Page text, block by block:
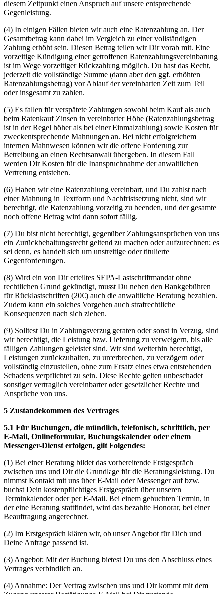
diesem Zeitpunkt einen Anspruch auf unsere entsprechende
Gegenleistung.
(4) In einigen Fällen bieten wir auch eine Ratenzahlung an. Der
Gesamtbetrag kann dabei im Vergleich zu einer vollständigen
Zahlung erhöht sein. Diesen Betrag teilen wir Dir vorab mit. Eine
vorzeitige Kündigung einer getroffenen Ratenzahlungsvereinbarung
ist im Wege vorzeitiger Rückzahlung möglich. Du hast das Recht,
jederzeit die vollständige Summe (dann aber den ggf. erhöhten
Ratenzahlungsbetrag) vor Ablauf der vereinbarten Zeit zum Teil
oder insgesamt zu zahlen.
(5) Es fallen für verspätete Zahlungen sowohl beim Kauf als auch
beim Ratenkauf Zinsen in vereinbarter Höhe (Ratenzahlungsbetrag
ist in der Regel höher als bei einer Einmalzahlung) sowie Kosten für
zweckentsprechende Mahnungen an. Bei nicht erfolgreichem
internen Mahnwesen können wir die offene Forderung zur
Betreibung an einen Rechtsanwalt übergeben. In diesem Fall
werden Dir Kosten für die Inanspruchnahme der anwaltlichen
Vertretung entstehen.
(6) Haben wir eine Ratenzahlung vereinbart, und Du zahlst nach
einer Mahnung in Textform und Nachfristsetzung nicht, sind wir
berechtigt, die Ratenzahlung vorzeitig zu beenden, und der gesamte
noch offene Betrag wird dann sofort fällig.
(7) Du bist nicht berechtigt, gegenüber Zahlungsansprüchen von uns
ein Zurückbehaltungsrecht geltend zu machen oder aufzurechnen; es
sei denn, es handelt sich um unstreitige oder titulierte
Gegenforderungen.
(8) Wird ein von Dir erteiltes SEPA-Lastschriftmandat ohne
rechtlichen Grund gekündigt, musst Du neben den Bankgebühren
für Rücklastschriften (20€) auch die anwaltliche Beratung bezahlen.
Zudem kann ein solches Vorgehen auch strafrechtliche
Konsequenzen nach sich ziehen.
(9) Solltest Du in Zahlungsverzug geraten oder sonst in Verzug, sind
wir berechtigt, die Leistung bzw. Lieferung zu verweigern, bis alle
fälligen Zahlungen geleistet sind. Wir sind weiterhin berechtigt,
Leistungen zurückzuhalten, zu unterbrechen, zu verzögern oder
vollständig einzustellen, ohne zum Ersatz eines etwa entstehenden
Schadens verpflichtet zu sein. Diese Rechte gelten unbeschadet
sonstiger vertraglich vereinbarter oder gesetzlicher Rechte und
Ansprüche von uns.
5 Zustandekommen des Vertrages
5.1 Für Buchungen, die mündlich, telefonisch, schriftlich, per
E-Mail, Onlineformular, Buchungskalender oder einem
Messenger-Dienst erfolgen, gilt Folgendes:
(1) Bei einer Beratung bildet das vorbereitende Erstgespräch
zwischen uns und Dir die Grundlage für die Beratungsleistung. Du
nimmst Kontakt mit uns über E-Mail oder Messenger auf bzw.
buchst Dein kostenpflichtiges Erstgespräch über unseren
Terminkalender oder per E-Mail. Bei einem gebuchten Termin, in
der eine Beratung stattfindet, wird das bezahlte Honorar, bei einer
Beauftragung angerechnet.
(2) Im Erstgespräch klären wir, ob unser Angebot für Dich und
Deine Anfrage passend ist.
(3) Angebot: Mit der Buchung bietest Du uns den Abschluss eines
Vertrages verbindlich an.
(4) Annahme: Der Vertrag zwischen uns und Dir kommt mit dem